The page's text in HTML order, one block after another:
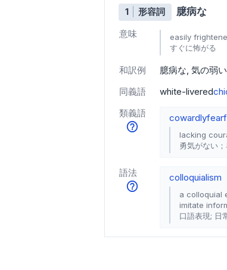
1 形容詞 臆病な
意味
easily
すぐに怖がる
和訳例 臆病な 気の弱い
同義語
white-livered
類義語
cowardly
lacking
勇気がない
語法 colloquialism
a colloquial
imitate
口語表現; 日